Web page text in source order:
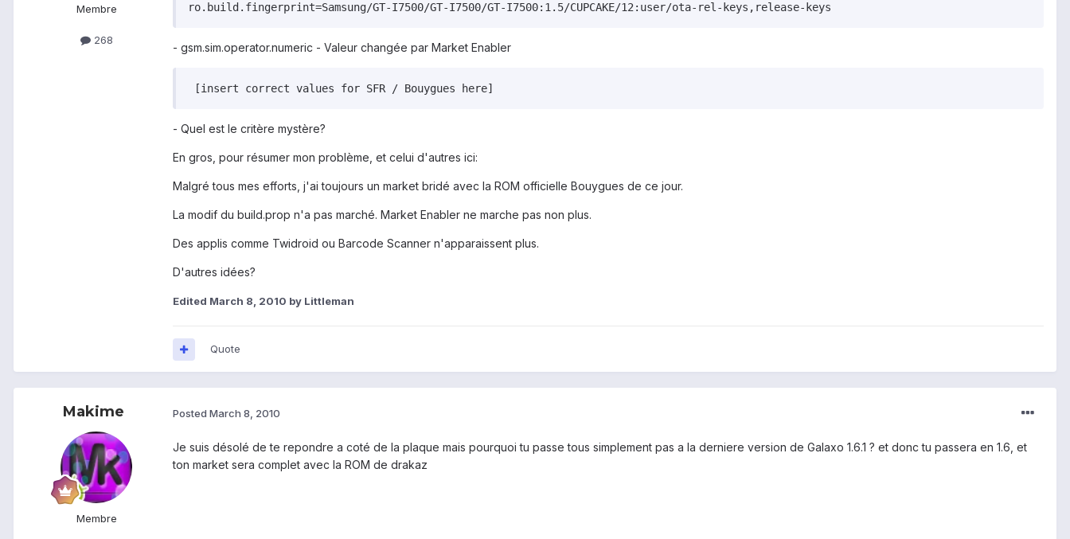
Membre
268
ro.build.fingerprint=Samsung/GT-I7500/GT-I7500/GT-I7500:1.5/CUPCAKE/12:user/ota-rel-keys,release-keys
- gsm.sim.operator.numeric - Valeur changée par Market Enabler
[insert correct values for SFR / Bouygues here]
- Quel est le critère mystère?
En gros, pour résumer mon problème, et celui d'autres ici:
Malgré tous mes efforts, j'ai toujours un market bridé avec la ROM officielle Bouygues de ce jour.
La modif du build.prop n'a pas marché. Market Enabler ne marche pas non plus.
Des applis comme Twidroid ou Barcode Scanner n'apparaissent plus.
D'autres idées?
Edited March 8, 2010 by Littleman
Quote
Makime
Membre
Posted March 8, 2010
Je suis désolé de te repondre a coté de la plaque mais pourquoi tu passe tous simplement pas a la derniere version de Galaxo 1.6.1 ? et donc tu passera en 1.6, et
ton market sera complet avec la ROM de drakaz